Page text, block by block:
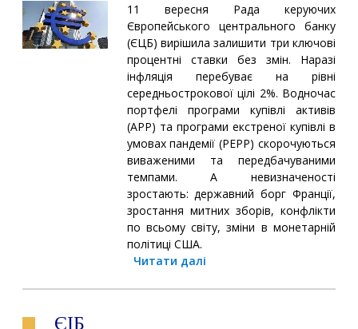
11 вересня Рада керуючих
Європейського центрального банку
(ЄЦБ) вирішила залишити три ключові
процентні ставки без змін. Наразі
інфляція перебуває на рівні
середньострокової цілі 2%. Водночас
портфелі програми купівлі активів
(APP) та програми екстреної купівлі в
умовах пандемії (PEPP) скорочуються
виваженими та передбачуваними
темпами. А невизначеності
зростають: державний борг Франції,
зростання митних зборів, конфлікти
по всьому світу, зміни в монетарній
політиці США.
Читати далі
ЄІБ